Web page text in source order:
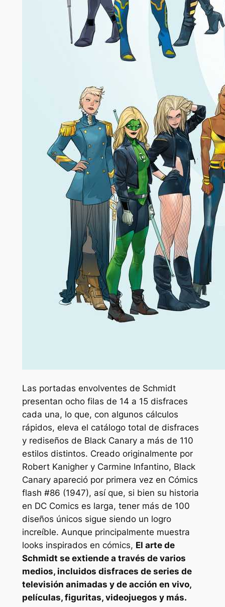
Las portadas envolventes de Schmidt
presentan ocho filas de 14 a 15 disfraces
cada una, lo que, con algunos cálculos
rápidos, eleva el catálogo total de disfraces
y rediseños de Black Canary a más de 110
estilos distintos. Creado originalmente por
Robert Kanigher y Carmine Infantino, Black
Canary apareció por primera vez en Cómics
flash #86 (1947), así que, si bien su historia
en DC Comics es larga, tener más de 100
diseños únicos sigue siendo un logro
increíble. Aunque principalmente muestra
looks inspirados en cómics, El arte de
Schmidt se extiende a través de varios
medios, incluidos disfraces de series de
televisión animadas y de acción en vivo,
películas, figuritas, videojuegos y más.